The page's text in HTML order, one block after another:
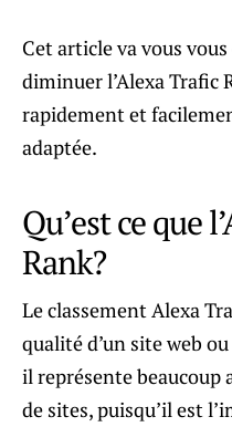
Cet article va vous
diminuer l’Alexa Trafic
rapidement et
adaptée.
Qu’est ce que
Rank?
Le classement Alexa
qualité d’un site web
il représente beaucoup
de sites, puisqu’il est